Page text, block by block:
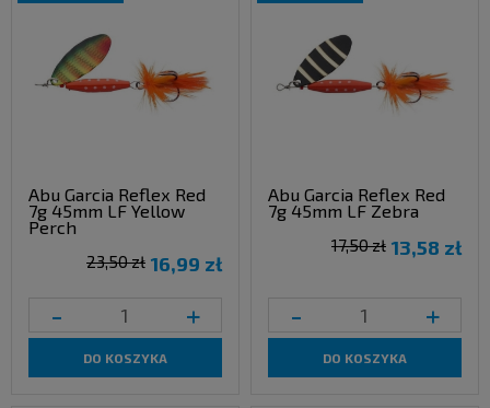
Abu Garcia Reflex Red
7g 45mm LF Yellow
Perch
16,99 zł
23,50 zł
- +
DO KOSZYKA
Abu Garcia Reflex Red
7g 45mm LF Zebra
13,58 zł
17,50 zł
- +
DO KOSZYKA